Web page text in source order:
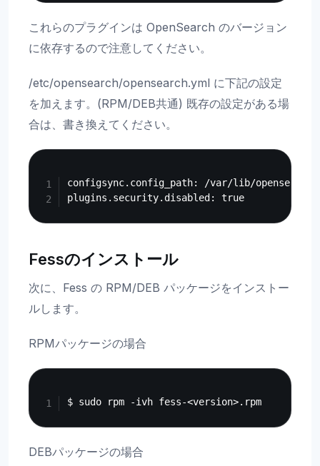
これらのプラグインは OpenSearch のバージョン
に依存するので注意してください。
/etc/opensearch/opensearch.yml に下記の設定
を加えます。(RPM/DEB共通) 既存の設定がある場
合は、書き換えてください。
configsync.config_path: /var/lib/
Fessのインストール
次に、Fess の RPM/DEB パッケージをインストー
ルします。
RPMパッケージの場合
DEBパッケージの場合